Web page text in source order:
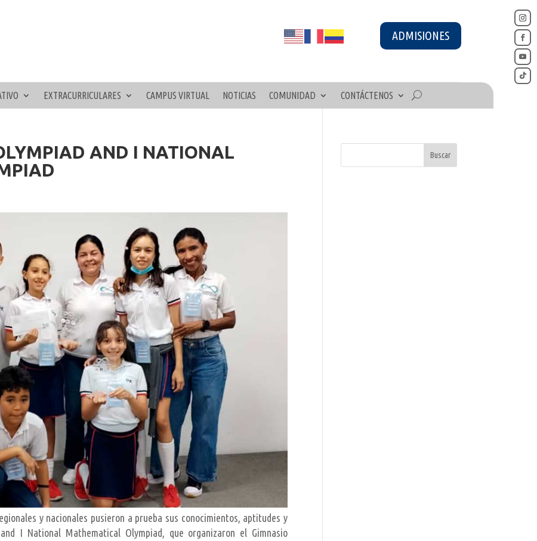
ADMISIONES
EXTRACURRICULARES CAMPUS VIRTUAL NOTICIAS COMUNIDAD CONTÁCTENOS
AND I NATIONAL
y nacionales pusieron a prueba sus conocimientos, aptitudes y
I National Mathematical Olympiad, que organizaron el Gimnasio